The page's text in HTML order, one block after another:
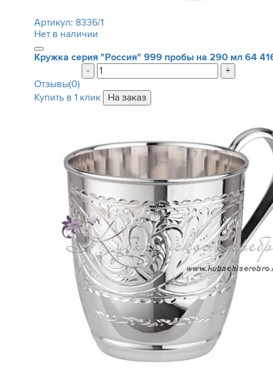
Артикул: 8336/1
Нет в наличии
Кружка серия "Россия" 999 пробы на 290 мл 64
-
+
Отзывы(0)
Купить в 1 клик